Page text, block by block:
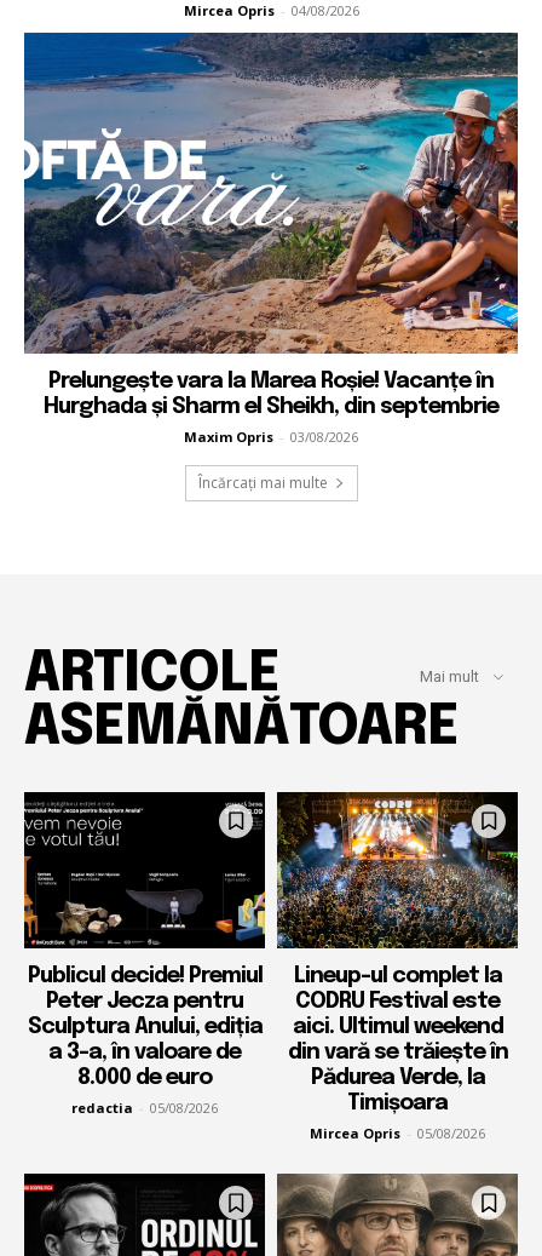
Mircea Opris - 04/08/2026
Prelungește vara la Marea Roșie! Vacanțe în
Hurghada și Sharm el Sheikh, din septembrie
Maxim Opris - 03/08/2026
Încărcați mai multe
ARTICOLE
ASEMĂNĂTOARE
Mai mult
Publicul decide! Premiul
Peter Jecza pentru
Sculptura Anului, ediția
a 3-a, în valoare de
8.000 de euro
redactia - 05/08/2026
Lineup-ul complet la
CODRU Festival este
aici. Ultimul weekend
din vară se trăiește în
Pădurea Verde, la
Timișoara
Mircea Opris - 05/08/2026